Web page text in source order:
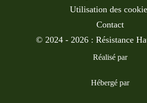
Utilisation des
Contact
© 2024 - 2026 : Résistance
Réalisé par
Hébergé par